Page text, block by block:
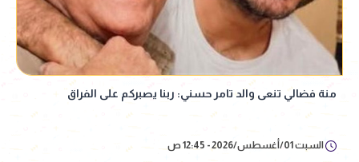
منة فضالي تنعى والد تامر حسني: ربنا يصبركم على الفراق
السبت 01/أغسطس/2026 - 12:45 ص